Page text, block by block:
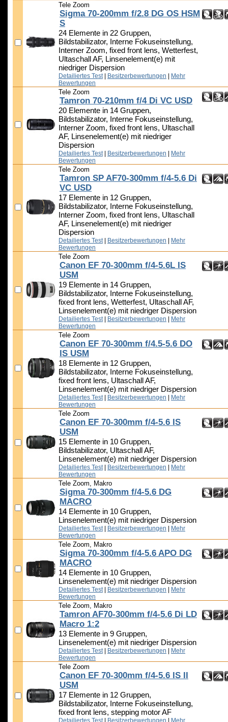
Tele Zoom
Sigma 70-200mm f/2.8 DG OS HSM
S
24 Elemente in 22 Gruppen,
Bildstabilizator, Interne Fokuseinstellung,
Interner Zoom, fixed front lens, Wetterfest,
Ultaschall AF, Linsenelement(e) mit
niedriger Dispersion
Detailiertes Test Besitzerbewertungen
Mehr
Bewertungen
Tele Zoom
Tamron 70-210mm f/4 Di VC USD
20 Elemente in 14 Gruppen,
Bildstabilizator, Interne Fokuseinstellung,
Interner Zoom, fixed front lens, Ultaschall
AF, Linsenelement(e) mit niedriger
Dispersion
Detailiertes Test Besitzerbewertungen
Mehr
Bewertungen
Tele Zoom
Tamron SP AF70-300mm f/4-5.6 Di
VC USD
17 Elemente in 12 Gruppen,
Bildstabilizator, Interne Fokuseinstellung,
Interner Zoom, fixed front lens, Ultaschall
AF, Linsenelement(e) mit niedriger
Dispersion
Detailiertes Test Besitzerbewertungen
Mehr
Bewertungen
Tele Zoom
Canon EF 70-300mm f/4-5.6L IS
USM
19 Elemente in 14 Gruppen,
Bildstabilizator, Interne Fokuseinstellung,
fixed front lens, Wetterfest, Ultaschall AF,
Linsenelement(e) mit niedriger Dispersion
Detailiertes Test Besitzerbewertungen
Mehr
Bewertungen
Tele Zoom
Canon EF 70-300mm f/4.5-5.6 DO
IS USM
18 Elemente in 12 Gruppen,
Bildstabilizator, Interne Fokuseinstellung,
fixed front lens, Ultaschall AF,
Linsenelement(e) mit niedriger Dispersion
Detailiertes Test Besitzerbewertungen
Mehr
Bewertungen
Tele Zoom
Canon EF 70-300mm f/4-5.6 IS
USM
15 Elemente in 10 Gruppen,
Bildstabilizator, Ultaschall AF,
Linsenelement(e) mit niedriger Dispersion
Detailiertes Test Besitzerbewertungen
Mehr
Bewertungen
Tele Zoom, Makro
Sigma 70-300mm f/4-5.6 DG
MACRO
14 Elemente in 10 Gruppen,
Linsenelement(e) mit niedriger Dispersion
Detailiertes Test Besitzerbewertungen
Mehr
Bewertungen
Tele Zoom, Makro
Sigma 70-300mm f/4-5.6 APO DG
MACRO
14 Elemente in 10 Gruppen,
Linsenelement(e) mit niedriger Dispersion
Detailiertes Test Besitzerbewertungen
Mehr
Bewertungen
Tele Zoom, Makro
Tamron AF70-300mm f/4-5.6 Di LD
Macro 1:2
13 Elemente in 9 Gruppen,
Linsenelement(e) mit niedriger Dispersion
Detailiertes Test Besitzerbewertungen
Mehr
Bewertungen
Tele Zoom
Canon EF 70-300mm f/4-5.6 IS II
USM
17 Elemente in 12 Gruppen,
Bildstabilizator, Interne Fokuseinstellung,
fixed front lens, stepping motor AF
Detailiertes Test Besitzerbewertungen Mehr